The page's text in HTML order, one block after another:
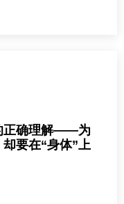
正确理解——为
要在“身体”上